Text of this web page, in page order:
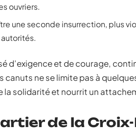
ouvriers.
une seconde insurrection, plus
d’exigence et de courage,
canuts ne se limite pas à
la solidarité et nourrit un
de la